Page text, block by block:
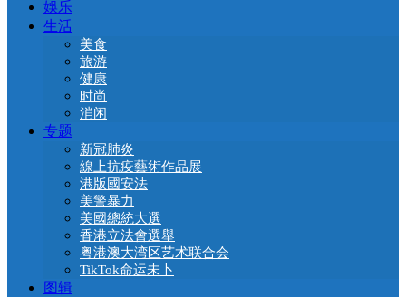
娛乐
生活
美食
旅游
健康
时尚
消闲
专题
新冠肺炎
線上抗疫藝術作品展
港版國安法
美警暴力
美國總統大選
香港立法會選舉
粤港澳大湾区艺术联合会
TikTok命运未卜
图辑